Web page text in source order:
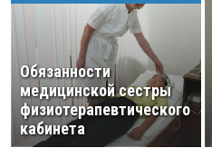
Обязанности
медицинской сестры
физиотерапевтического
кабинета